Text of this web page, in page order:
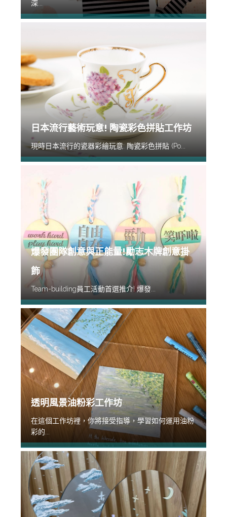
深...
日本流行藝術玩意! 陶瓷彩色拼貼工作坊
現時日本流行的瓷器彩繪玩意: 陶瓷彩色拼貼 (Po...
爆發團隊創意與正能量!勵志木牌創意掛
飾
Team-building員工活動首選推介! 爆發...
透明風景油粉彩工作坊
在這個工作坊裡，你將接受指導，學習如何運用油粉
彩的...